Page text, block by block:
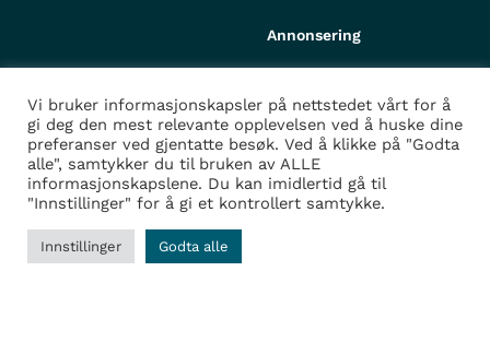
Annonsering
Vi bruker informasjonskapsler på nettstedet vårt for å
gi deg den mest relevante opplevelsen ved å huske dine
preferanser ved gjentatte besøk. Ved å klikke på "Godta
alle", samtykker du til bruken av ALLE
informasjonskapslene. Du kan imidlertid gå til
"Innstillinger" for å gi et kontrollert samtykke.
Innstillinger Godta alle